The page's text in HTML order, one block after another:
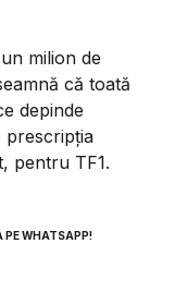
milion de
că toată
depinde
prescripția
pentru TF1.
PE WHATSAPP!